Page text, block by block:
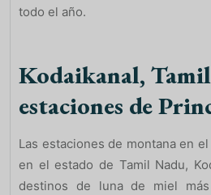
todo el año.
Kodaikanal,
estaciones de
Las estaciones de montana en
en el estado de Tamil Nadu,
destinos de luna de miel